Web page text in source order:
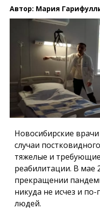
Автор: Мария
Новосибирские
случаи
тяжелые и
реабилитации. В мае
прекращении
никуда не исчез и
людей.